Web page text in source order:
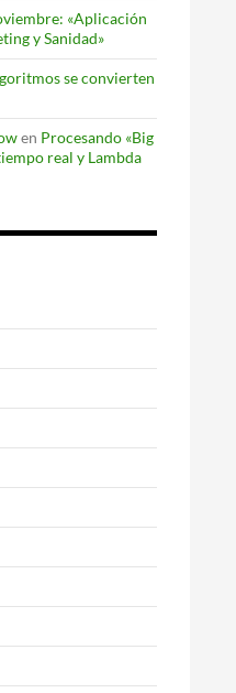
«Aplicación
y Sanidad»
se convierten
en Procesando «Big
real y Lambda